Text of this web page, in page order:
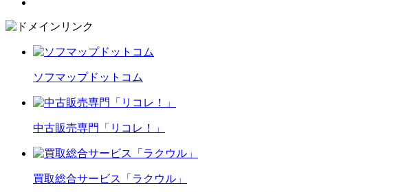
ソフマップドットコム
中古販売専門「リコレ！」
買取総合サービス「ラクウル」